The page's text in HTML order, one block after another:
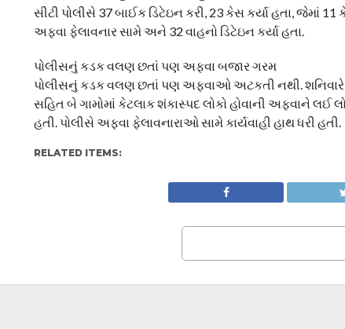
સીટી પોલીસે 37 બાઈક ડિટેઇન કરી, 23 કેસ કર્યા હતા, જેમાં
અફવા ફેલાવનાર સામે અને 32 વાહનો ડિટેઇન કર્યા હતા.
પોલીસનું કડક વલણ છતાં પણ અફવા બજાર ગરમ
પોલીસનું કડક વલણ છતાં પણ અફવાઓ અટકતી નથી. શનિવારે
સહિત બે ગામોમાં કેટલાક શંકાસ્પદ લોકો હોવાની અફવાને લઈ
હતી. પોલીસે અફવા ફેલાવનારાઓ સામે કાર્યવાહી હાથ ધરી હતી.
RELATED ITEMS: